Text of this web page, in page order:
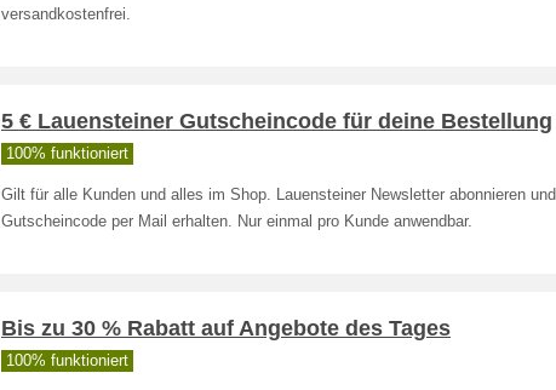
versandkostenfrei.
5 € Lauensteiner Gutscheincode für deine Bestellung
100% funktioniert
Gilt für alle Kunden und alles im Shop. Lauensteiner Newsletter abonnieren und
Gutscheincode per Mail erhalten. Nur einmal pro Kunde anwendbar.
Bis zu 30 % Rabatt auf Angebote des Tages
100% funktioniert